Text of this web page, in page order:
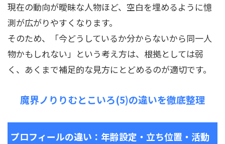
現在の動向が曖昧な人物ほど、空白を埋めるように憶
測が広がりやすくなります。
そのため、「今どうしているか分からないから同一人
物かもしれない」という考え方は、根拠としては弱
く、あくまで補足的な見方にとどめるのが適切です。
魔界ノりりむとこいろ(5)の違いを徹底整理
プロフィールの違い：年齢設定・立ち位置・活動